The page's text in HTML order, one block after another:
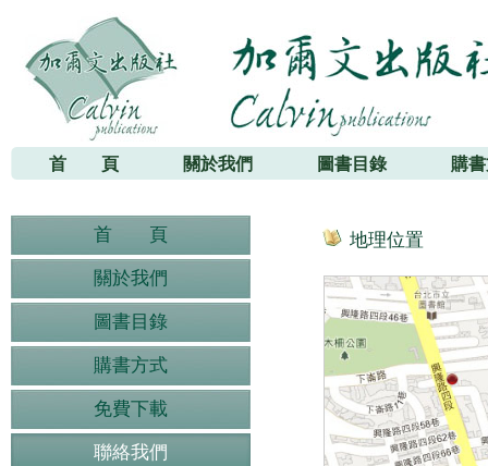
加爾文出版社
首 頁 關於我們 圖書目錄 購
首 頁
關於我們
圖書目錄
購書方式
免費下載
聯絡我們
地理位置